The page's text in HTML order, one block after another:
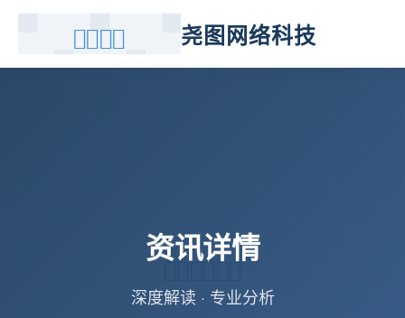
尧图网络科技
资讯详情
深度解读 · 专业分析